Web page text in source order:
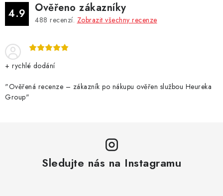
4.9 Ověřeno zákazníky
488 recenzí. Zobrazit všechny recenze
+ rychlé dodání
"Ověřená recenze – zákazník po nákupu ověřen službou Heureka
Group"
Sledujte nás na Instagramu